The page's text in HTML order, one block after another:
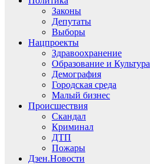
Законы
Депутаты
Выборы
Нацпроекты
Здравоохранение
Образование и Культура
Демография
Городская среда
Малый бизнес
Происшествия
Скандал
Криминал
ДТП
Пожары
Дзен.Новости